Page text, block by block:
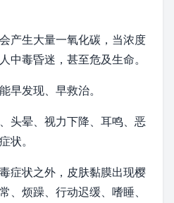
产生大量一氧化碳 ，当浓度
中毒昏迷 ，甚至危及生命。
早发现、早救治。
头晕、视力下降、 耳鸣、恶
状。
症状之外，皮肤黏膜出现樱
、烦躁、行动迟缓、 嗜睡、